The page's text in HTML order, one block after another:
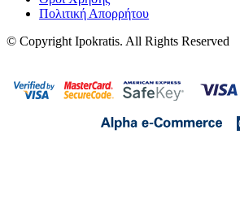
Πολιτική Απορρήτου
© Copyright Ipokratis. All Rights Reserved